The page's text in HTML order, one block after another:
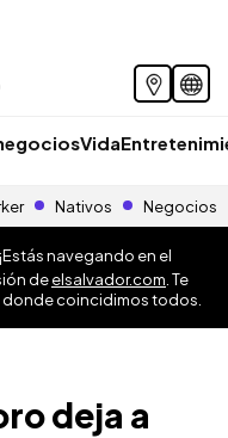
Vida
Nativos Negocios
¡Estás navegando en el
deelsalvador.com . Te
donde coincidimos todos.
deja a